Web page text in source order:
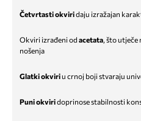
Četvrtasti okviridaju izražajan
Okviri izrađeni od acetata, što utječe
nošenja
Glatki okviriu crnoj boji stvaraju
Puni okviridoprinose stabilnosti